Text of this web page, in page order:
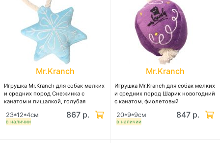
Mr.Kranch
Игрушка Mr.Kranch для собак мелких
и средних пород Снежинка с
канатом и пищалкой, голубая
в наличии
23*12*4см 867 р.
Mr.Kranch
Игрушка Mr.Kranch для собак мелких
и средних пород Шарик новогодний
с канатом, фиолетовый
в наличии
20*9*9см 847 р.